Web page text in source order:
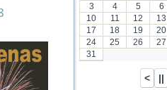
3
4 5 6
10
11 12 13
17
18 19 20
24
25 26 27
31